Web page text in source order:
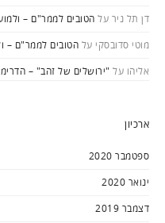
דן תל ניר על הטובים לממר"ם –
מוטי סדובסקי על הטובים לממר"ם –
אליהו על "ירושלים של זהב" – הדרימליינר ה-12 של אל על
ארכיון
ספטמבר 2020
ינואר 2020
דצמבר 2019